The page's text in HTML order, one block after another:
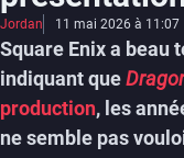
Jordan 11 mai 2026 à 11:07
Square Enix a beau
indiquant que
production, les
ne semble pas